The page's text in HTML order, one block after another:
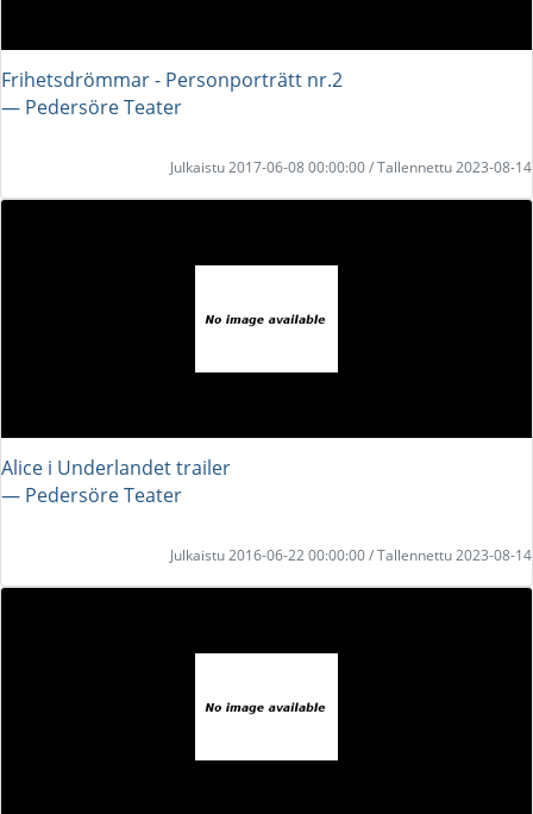
Frihetsdrömmar - Personporträtt nr.2
― Pedersöre Teater
Julkaistu 2017-06-08 00:00:00 / Tallennettu 2023-08-14
Alice i Underlandet trailer
― Pedersöre Teater
Julkaistu 2016-06-22 00:00:00 / Tallennettu 2023-08-14